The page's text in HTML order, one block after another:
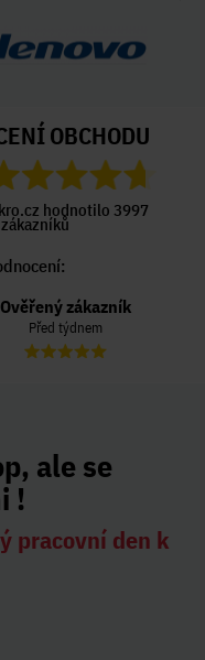
OBCHODU
hodnotilo 3997
zákazníků
Ověřený zákazník
Před týdnem
ale se
!
pracovní den k